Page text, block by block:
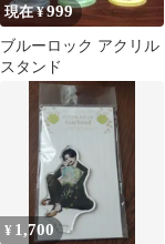
現在 ¥999
ブルーロック アクリル
スタンド
¥ 1,700